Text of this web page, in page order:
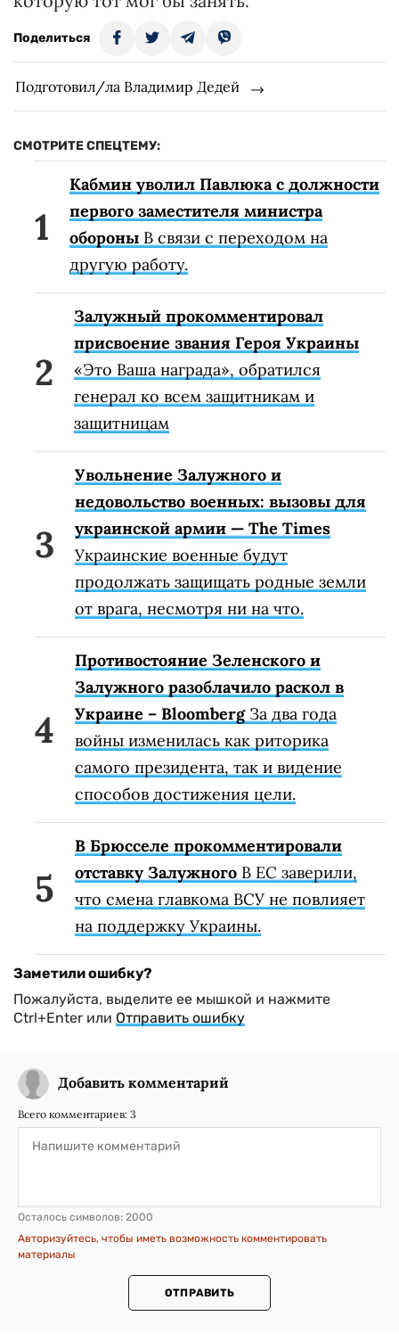
Поделиться
Подготовил/ла Владимир Дедей
СМОТРИТЕ СПЕЦТЕМУ:
Кабмин уволил Павлюка с должности
первого заместителя министра
обороны В связи с переходом на
другую работу.
Залужный прокомментировал
присвоение звания Героя Украины
«Это Ваша награда», обратился
генерал ко всем защитникам и
защитницам
Увольнение Залужного и
недовольство военных: вызовы для
украинской армии — The Times
Украинские военные будут
продолжать защищать родные земли
от врага, несмотря ни на что.
Противостояние Зеленского и
Залужного разоблачило раскол в
Украине – BloombergЗа два года
войны изменилась как риторика
самого президента, так и видение
способов достижения цели.
В Брюсселе прокомментировали
отставку Залужного В ЕС заверили,
что смена главкома ВСУ не повлияет
на поддержку Украины.
Заметили ошибку?
Пожалуйста, выделите ее мышкой и нажмите
Ctrl+Enter или Отправить ошибку
Добавить комментарий
Всего комментариев: 3
Осталось символов: 2000
Авторизуйтесь, чтобы иметь возможность комментировать
материалы
ОТПРАВИТЬ